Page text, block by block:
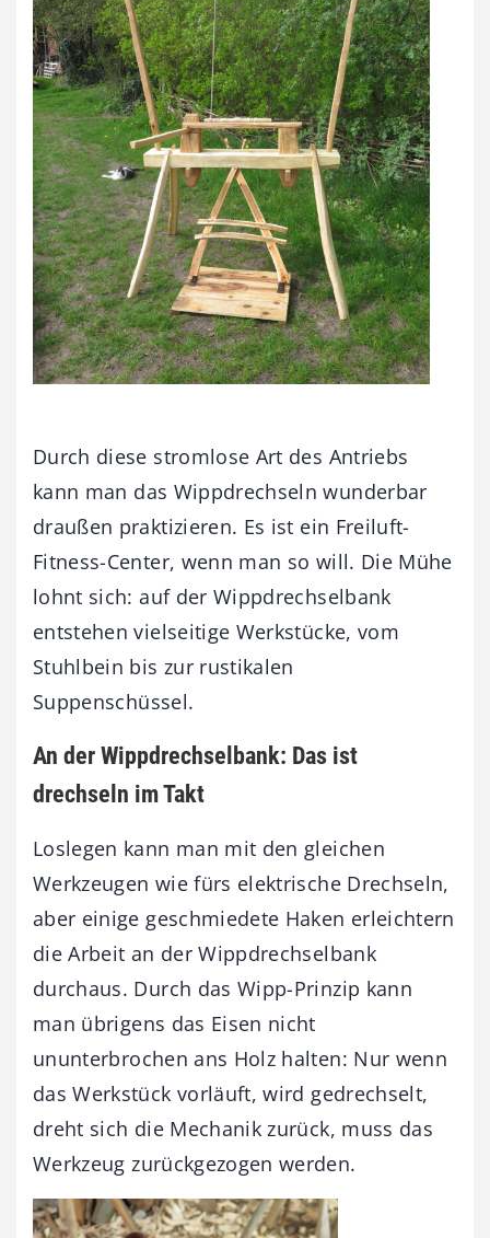
Durch diese stromlose Art des Antriebs
kann man das Wippdrechseln wunderbar
draußen praktizieren. Es ist ein Freiluft-
Fitness-Center, wenn man so will. Die Mühe
lohnt sich: auf der Wippdrechselbank
entstehen vielseitige Werkstücke, vom
Stuhlbein bis zur rustikalen
Suppenschüssel.
An der Wippdrechselbank: Das ist
drechseln im Takt
Loslegen kann man mit den gleichen
Werkzeugen wie fürs elektrische Drechseln,
aber einige geschmiedete Haken erleichtern
die Arbeit an der Wippdrechselbank
durchaus. Durch das Wipp-Prinzip kann
man übrigens das Eisen nicht
ununterbrochen ans Holz halten: Nur wenn
das Werkstück vorläuft, wird gedrechselt,
dreht sich die Mechanik zurück, muss das
Werkzeug zurückgezogen werden.